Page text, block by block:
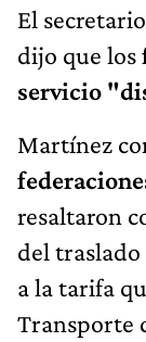
El
dijo que los
servicio
Martínez
resaltaron
del
a la tarifa
Transporte